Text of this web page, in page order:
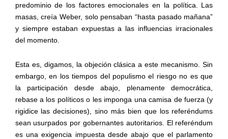
predominio de los factores emocionales en la política. Las
masas, creía Weber, solo pensaban “hasta pasado mañana”
y siempre estaban expuestas a las influencias irracionales
del momento.
Esta es, digamos, la objeción clásica a este mecanismo. Sin
embargo, en los tiempos del populismo el riesgo no es que
la participación desde abajo, plenamente democrática,
rebase a los políticos o les imponga una camisa de fuerza (y
rigidice las decisiones), sino más bien que los referéndums
sean usurpados por gobernantes autoritarios. El referéndum
es una exigencia impuesta desde abajo que el parlamento